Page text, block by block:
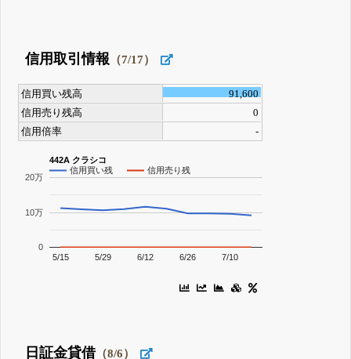
信用取引情報 （7/17）
信用買い残高
91,600
信用売り残高
0
信用倍率
-
442A クラシコ
信用買い残
信用売り残
5/15 5/29 6/12 6/26 7/10
0
10万
20万
日証金貸借（8/6）